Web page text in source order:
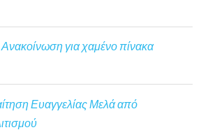
Ανακοίνωση για χαμένο πίνακα
Ευαγγελίας Μελά από